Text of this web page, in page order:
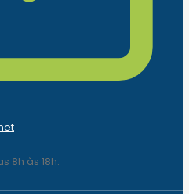
8h às 18h.